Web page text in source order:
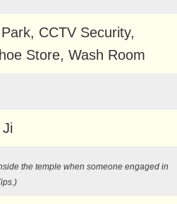
CCTV Security,
Store, Wash Room
the temple when someone engaged in